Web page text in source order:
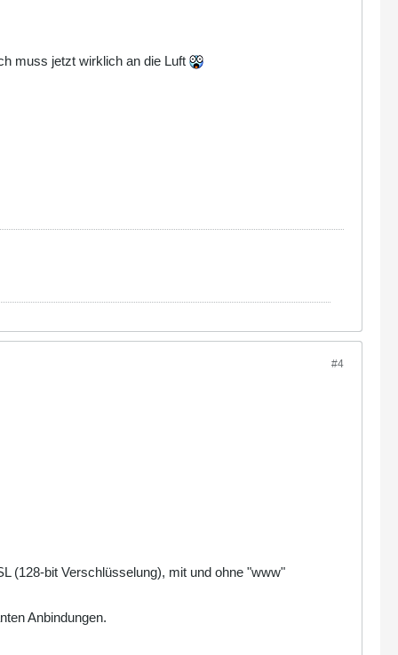
muss jetzt wirklich an die Luft
#4
(128-bit Verschlüsselung), mit und ohne "www"
Anbindungen.